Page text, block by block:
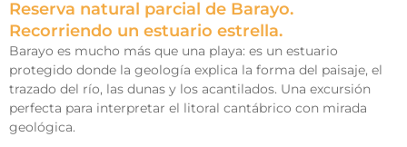
Reserva natural parcial de Barayo.
Recorriendo un estuario estrella.
Barayo es mucho más que una playa: es un estuario
protegido donde la geología explica la forma del paisaje, el
trazado del río, las dunas y los acantilados. Una excursión
perfecta para interpretar el litoral cantábrico con mirada
geológica.